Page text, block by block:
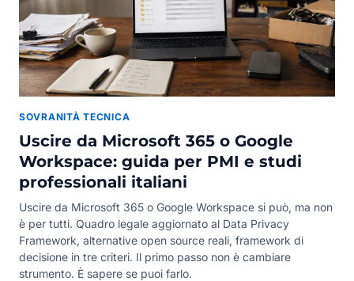
SOVRANITÀ TECNICA
Uscire da Microsoft 365 o Google
Workspace: guida per PMI e studi
professionali italiani
Uscire da Microsoft 365 o Google Workspace si può, ma non
è per tutti. Quadro legale aggiornato al Data Privacy
Framework, alternative open source reali, framework di
decisione in tre criteri. Il primo passo non è cambiare
strumento. È sapere se puoi farlo.